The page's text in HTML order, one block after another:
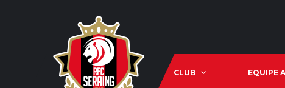
CLUB EQUIPE A